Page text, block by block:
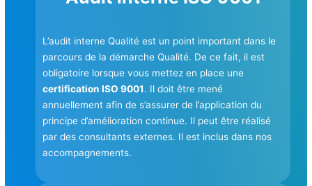
L’audit interne Qualité est un point important dans le
parcours de la démarche Qualité. De ce fait, il est
obligatoire lorsque vous mettez en place une
certification ISO 9001. Il doit être mené
annuellement afin de s’assurer de l’application du
principe d’amélioration continue. Il peut être réalisé
par des consultants externes. Il est inclus dans nos
accompagnements.